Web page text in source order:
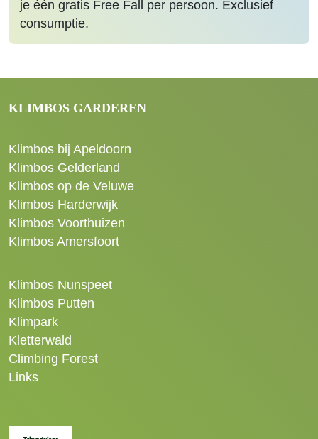
je één gratis Free Fall per persoon. Exclusief
consumptie.
KLIMBOS GARDEREN
Klimbos bij Apeldoorn
Klimbos Gelderland
Klimbos op de Veluwe
Klimbos Harderwijk
Klimbos Voorthuizen
Klimbos Amersfoort
Klimbos Nunspeet
Klimbos Putten
Klimpark
Kletterwald
Climbing Forest
Links